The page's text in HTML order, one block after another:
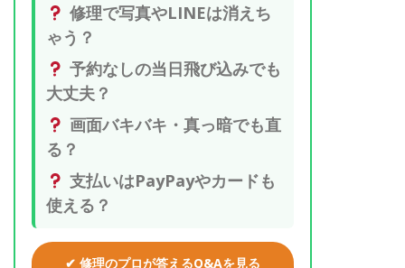
修理で写真やLINEは消えち
ゃう？
予約なしの当日飛び込みでも
大丈夫？
画面バキバキ・真っ暗でも直
る？
支払いはPayPayやカードも
使える？
✔ 修理のプロが答えるQ&Aを見る